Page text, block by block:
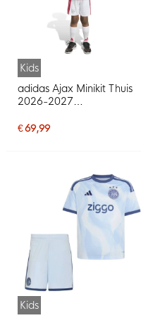
Kids
adidas Ajax Minikit Thuis
2026-2027
€ 69,99
Kids